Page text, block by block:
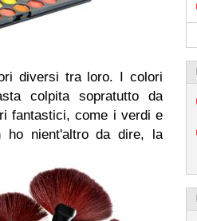
diversi tra loro. I colori
colpita sopratutto da
fantastici, come i verdi e
ho nient'altro da dire, la